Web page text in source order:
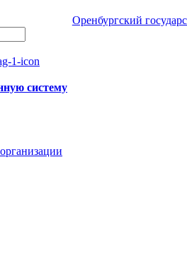
Оренбургский
систему